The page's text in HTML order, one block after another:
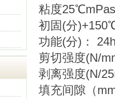
粘度
初固(分
功能(分)：
剪切强度(N/
剥离强度(N/
填充间隙（